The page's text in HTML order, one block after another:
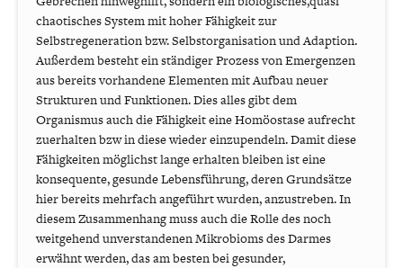
chaotisches System mit hoher Fähigkeit zur
Selbstregeneration bzw. Selbstorganisation und Adaption.
Außerdem besteht ein ständiger Prozess von Emergenzen
aus bereits vorhandene Elementen mit Aufbau neuer
Strukturen und Funktionen. Dies alles gibt dem
Organismus auch die Fähigkeit eine Homöostase aufrecht
zuerhalten bzw in diese wieder einzupendeln. Damit diese
Fähigkeiten möglichst lange erhalten bleiben ist eine
konsequente, gesunde Lebensführung, deren Grundsätze
hier bereits mehrfach angeführt wurden, anzustreben. In
diesem Zusammenhang muss auch die Rolle des noch
weitgehend unverstandenen Mikrobioms des Darmes
erwähnt werden, das am besten bei gesunder,